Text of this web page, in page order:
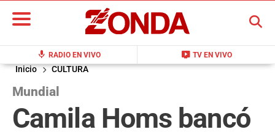
mic RADIO EN VIVO live_tv TV EN VIVO
BUSCAR
Inicio CULTURA
Mundial
Camila Homs bancó